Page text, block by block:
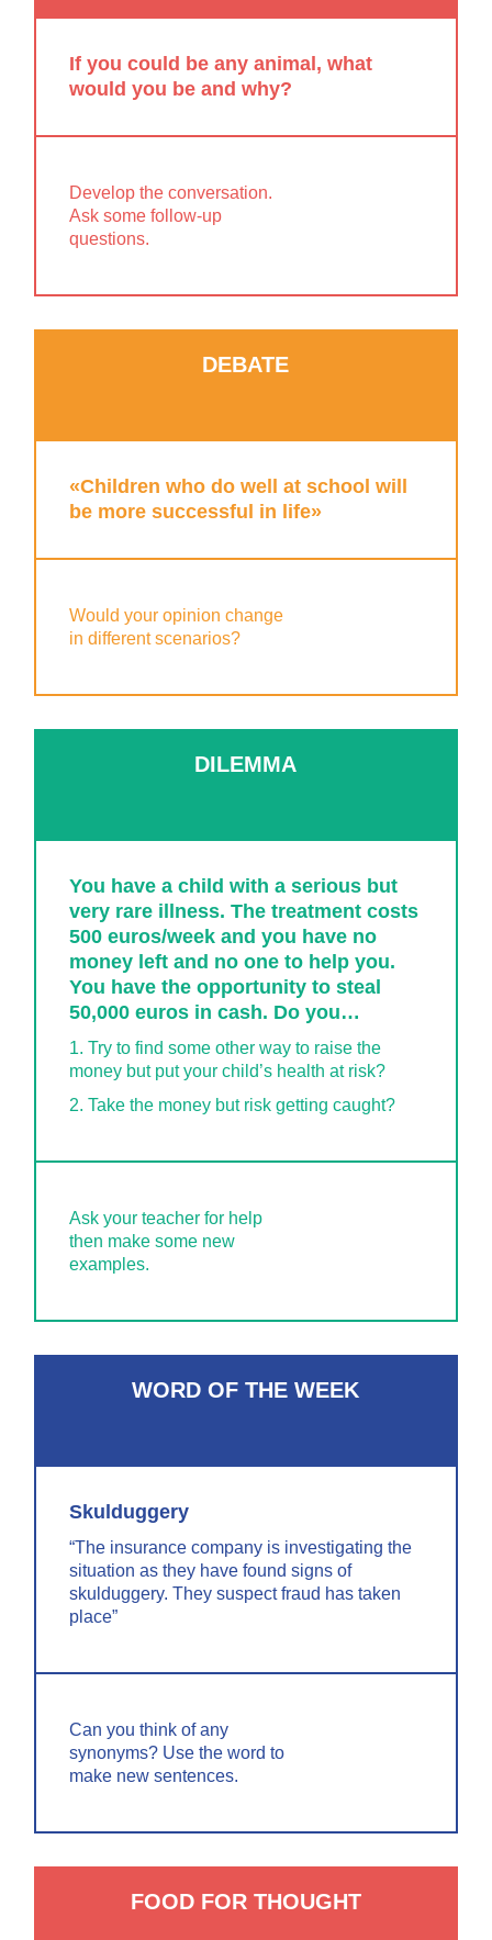
If you could be any animal, what
would you be and why?
Develop the conversation.
Ask some follow-up
questions.
DEBATE
«Children who do well at school will
be more successful in life»
Would your opinion change
in different scenarios?
DILEMMA
You have a child with a serious but
very rare illness. The treatment costs
500 euros/week and you have no
money left and no one to help you.
You have the opportunity to steal
50,000 euros in cash. Do you…
1. Try to find some other way to raise the
money but put your child’s health at risk?
2. Take the money but risk getting caught?
Ask your teacher for help
then make some new
examples.
WORD OF THE WEEK
Skulduggery
“The insurance company is investigating the
situation as they have found signs of
skulduggery. They suspect fraud has taken
place”
Can you think of any
synonyms? Use the word to
make new sentences.
FOOD FOR THOUGHT